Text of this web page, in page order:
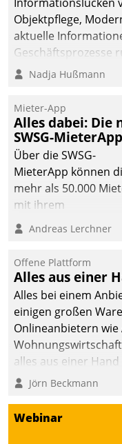
Objektpflege,
aktuelle
Geschäftsprozesse
Nadja Hußmann
Mieter-App
Alles dabei: Die
SWSG-MieterApp
Über die SWSG-
MieterApp können
mehr als 50.000
mit ihrem
kommunizieren, auf
einsehen und
oder
abgeben – rund um
Uhr.
Andreas Lerchner
Offene Plattform
Alles aus einer
Alles bei einem
einigen großen
Onlineanbietern
alles aus einer Hand
Jörn Beckmann
Webinar